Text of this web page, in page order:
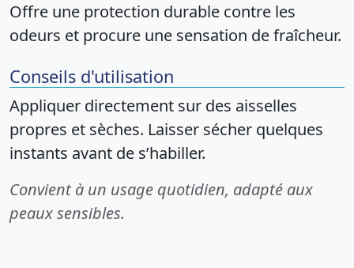
Offre une protection durable contre les
odeurs et procure une sensation de fraîcheur.
Conseils d'utilisation
Appliquer directement sur des aisselles
propres et sèches. Laisser sécher quelques
instants avant de s’habiller.
Convient à un usage quotidien, adapté aux
peaux sensibles.